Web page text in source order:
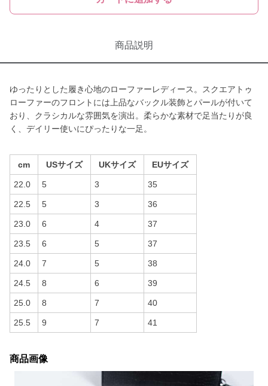
商品説明
ゆったりとした履き心地のローファーレディース。スクエアトゥ
ローファーのフロントには上品なバックル装飾とパールが付いて
おり、クラシカルな雰囲気を演出。柔らかな素材で足当たりが良
く、デイリー使いにぴったりな一足。
cm USサイズ UKサイズ EUサイズ
22.0 5 3 35
22.5 5 3 36
23.0 6 4 37
23.5 6 5 37
24.0 7 5 38
24.5 8 6 39
25.0 8 7 40
25.5 9 7 41
商品画像